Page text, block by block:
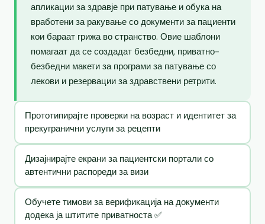
апликации за здравје при патување и обука на
вработени за ракување со документи за пациенти
кои бараат грижа во странство. Овие шаблони
помагаат да се создадат безбедни, приватно-
безбедни макети за програми за патување со
лекови и резервации за здравствени ретрити.
Прототипирајте проверки на возраст и идентитет за
прекугранични услуги за рецепти
Дизајнирајте екрани за пациентски портали со
автентични распореди за визи
Обучете тимови за верификација на документи
додека ја штитите приватноста ✅